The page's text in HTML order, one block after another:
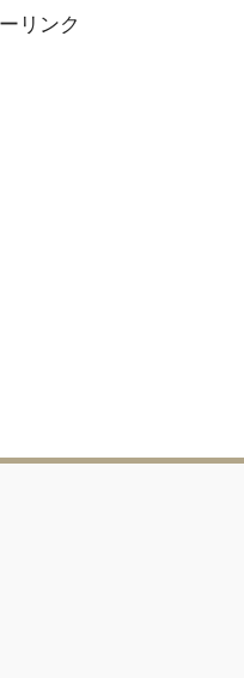
リンク